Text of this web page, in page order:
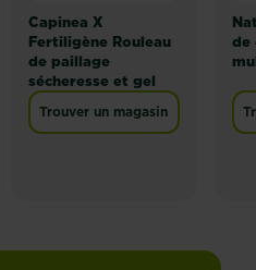
jardin, cours, allée concentré
Capinea X
Fertiligène Rouleau
de paillage
sécheresse et gel
Trouver un magasin
de